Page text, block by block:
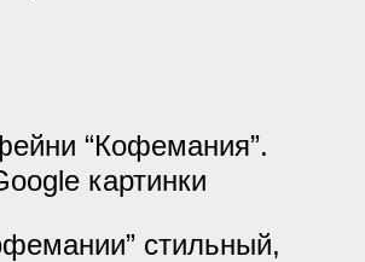
“Кофемания”.
картинки
стильный,